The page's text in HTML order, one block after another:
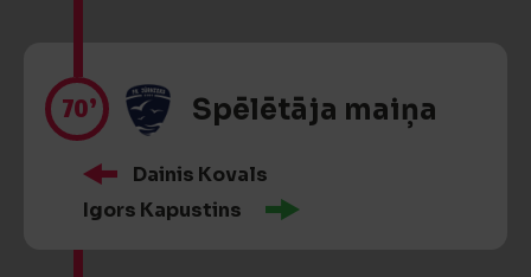
70’ Spēlētāja maiņa
Dainis Kovals
Igors Kapustins